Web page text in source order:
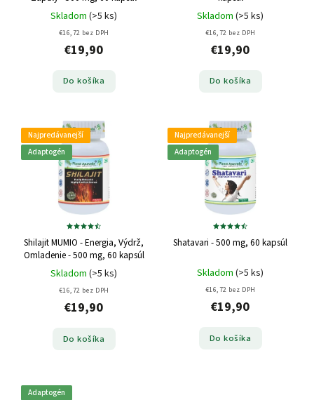
Skladom (>5 ks)
€16,72 bez DPH
€19,90
Do košíka
Skladom (>5 ks)
€16,72 bez DPH
€19,90
Do košíka
Najpredávanejší
Adaptogén
Shilajit MUMIO - Energia, Výdrž,
Omladenie - 500 mg, 60 kapsúl
Skladom (>5 ks)
€16,72 bez DPH
€19,90
Do košíka
Najpredávanejší
Adaptogén
Shatavari - 500 mg, 60 kapsúl
Skladom (>5 ks)
€16,72 bez DPH
€19,90
Do košíka
Adaptogén